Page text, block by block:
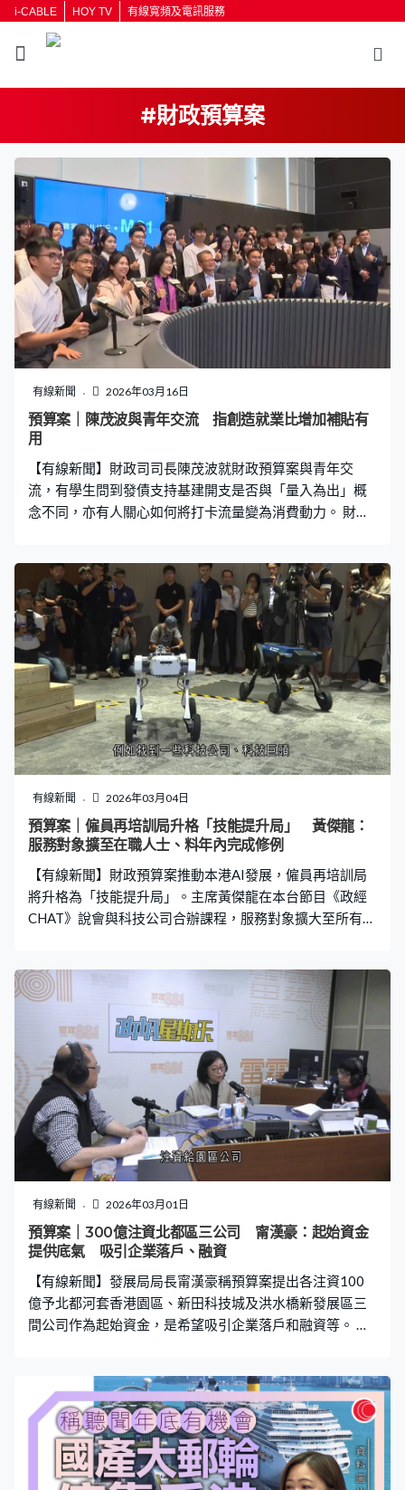
i-CABLE HOY TV 有線寬頻及電訊服務
#財政預算案
按輸入鍵開始搜尋
有線新聞 2026年03月16日
預算案｜陳茂波與青年交流 指創造就業比增加補貼有
用
【有線新聞】財政司司長陳茂波就財政預算案與青年交
流，有學生問到發債支持基建開支是否與「量入為出」概
念不同，亦有人關心如何將打卡流量變為消費動力。 財政
統量入為出的概念有所不同。面對國際形勢的挑戰，政府
如何評估香港長遠的還債能力，確保發債是投資未來，並
非將財務負擔轉嫁予市民？」陳茂波：「 我們發債，不是
用來讓政府平常開支、不是發薪或者其他公共服務，發債
收益全部用來做基建，尤其推動例如北部都會區的基建，
當然不只是該處，大家各自社區都有基建項目，目的是為
我們創造發展容量，例如吸引企業來港，要有地方給予他
們落地。」 有學生關心地區經濟，陳同學：「麥當勞道、
堅尼地城海旁成為內地遊客打卡位，但往往『旺丁不旺
財』。政府如何協助社區，將這些『打卡』流量轉化為實
際消費動力？」陳茂波：「我們找了旅遊發展局，就著每
區的特色做吸引的項目，變相來到香港不只有一些傳統的
煙花、幻燈，而是每個區有些特色。」無名：「消息就說
「傳聞就歸傳聞，大家不能盡信，但同時間我們知道郊
有線新聞 2026年03月04日
預算案｜僱員再培訓局升格「技能提升局」 黃傑龍：
服務對象擴至在職人士、料年內完成修例
【有線新聞】財政預算案推動本港AI發展，僱員再培訓局
將升格為「技能提升局」。主席黃傑龍在本台節目《政經
CHAT》說會與科技公司合辦課程，服務對象擴大至所有打
局」後，會擴大服務對象範圍，預計年內完成修例。黃傑
龍：「毋需要等失業。以前是失業才來再培訓局培訓，現
在是在自己的崗位願意提升技能，有上進心的，提升你的
崗位、又提升你的收入，就是我們的目的。」 局方將研究
市場趨勢，推出更多AI課程，合作夥伴亦會更多元化。黃
傑龍：「現在我們已開始接觸，例如找到一些科技公司、
科技巨頭。他們可能有些現時在公司裡用的東西，是否可
以轉化為全民去學的東西。電動車或無人機維修，這些我
們一般打工仔都有機會轉行做的事情。」 有學者認為，要
達至全民AI仍有很大距離。香港大學人工智能與數據科學
部主任鄭振剛：「香港也有很多的中小企，還有一些社福
界的企業，其實他們相對來說，對AI的認知和怎麼去用
它，可能停留在怎樣用DeepSeek。我們大學也發覺在這方
可能對AI的認知和限制
有線新聞 2026年03月01日
預算案｜300億注資北都區三公司 甯漢豪：起始資金
提供底氣 吸引企業落戶、融資
【有線新聞】發展局局長甯漢豪稱預算案提出各注資100
億予北都河套香港園區、新田科技城及洪水橋新發展區三
間公司作為起始資金，是希望吸引企業落戶和融資等。 發
始資金，園區公司有地後，初期的建設由他們負責，都要
找企業進來和融資。融資有甚麼底氣？就是政府交付給他
的土地是『底氣』，政府給的起始資金都是『底氣』，讓
融資時外面的財團知道他不是空殼、有實際的東西。」